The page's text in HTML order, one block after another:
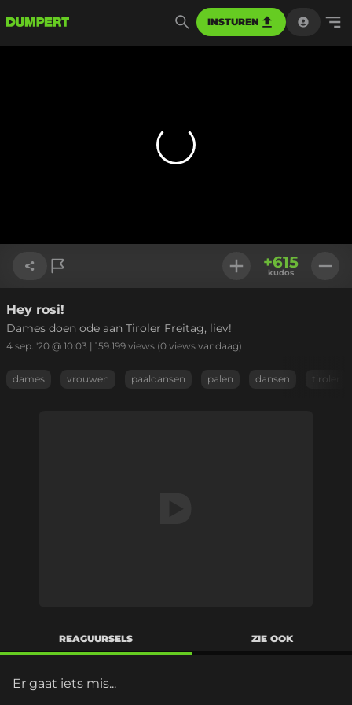
INSTUREN
Link kopiëren
+615
kudos
Hey rosi!
Dames doen ode aan Tiroler Freitag, liev!
4 sep. '20 @ 10:03 | 159.199 views (0 views vandaag)
dames vrouwen paaldansen palen dansen tiroler
REAGUURSELS ZIE OOK
Er gaat iets mis...